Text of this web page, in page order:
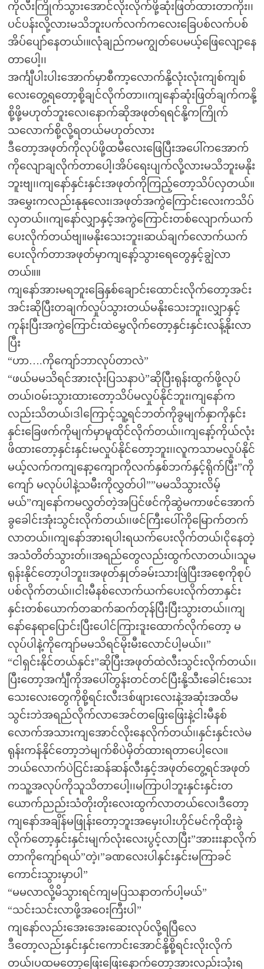
ကိုလီးကြိုက်သွားအောင်လိုးလိုက်ဖို့ဆုံးဖြတ်ထားတာကိုး၊၊
ပင်ပန်းလို့လားမသိဘူးပက်လက်ကလေးခြေပစ်လက်ပစ်
အိပ်ပျော်နေတယ်၊။လုံချည်ကမကျွတ်ပေမယ့်ဖြေလျော့နေ
တာပေါ့၊၊
အင်္ကျီပါးပါးအောက်မှာစီကာ့လောက်နို့လုံးလုံးကျစ်ကျစ်
လေးတွေ့ရတော့စို့ချင်လိုက်တာ၊၊ကျနော်ဆုံးဖြတ်ချက်ကနို့
စို့ဖို့မဟုတ်ဘူးလေ၊နောက်ဆိုအဖုတ်ရရင်နို့ကကြိုက်
သလောက်စို့လို့ရတယ်မဟုတ်လား
ဒီတော့အဖုတ်ကိုလုပ်ဖို့ထမီလေးဖြေပြီးအပေါ်ကအောက်
ကိုလျောချလိုက်တာပေါ့၊အိပ်ရေးပျက်လို့လားမသိဘူးမနိုး
ဘူးဗျ၊၊ကျနော်နှင်းနှင်းအဖုတ်ကိုကြည့်တော့သိပ်လှတယ်။
အမွှေးကလည်းနုနုလေး၊အဖုတ်အကွဲကြောင်းလေးကသိပ်
လှတယ်၊၊ကျနော်လျှာနှင့်အကွဲကြောင်းတစ်လျောက်ယက်
ပေးလိုက်တယ်ဗျ။မနိုးသေးဘူး၊ဆယ်ချက်လောက်ယက်
ပေးလိုက်တာအဖုတ်မှာကျနော့်သွားရေတွေနှင့်ချွဲလာ
တယ်။။
ကျနော်အားမရဘူးခြေနှစ်ချောင်းထောင်းလိုက်တော့အင်း
အင်းဆိုပြီးတချက်လှုပ်သွားတယ်မနိုးသေးဘူး၊လျှာနှင့်
ကုန်းပြီးအကွဲကြောင်းထဲမွှေလိုက်တော့နှင်းနှင်းလန့်နိုးလာ
ပြီး
“ဟာ….ကိုကျော်ဘာလုပ်တာလဲ”
“ဖယ်မမသိရင်အားလုံးပြသနာပဲ”ဆိုပြီးရုန်းထွက်ဖို့လုပ်
တယ်၊ဝမ်းသွားထားတော့သိပ်မလှုပ်နိုင်ဘူး၊ကျနော်က
လည်းသိတယ်၊ဒါကြောင့်သူ့ရင်ဘတ်ကိုခွမျက်နှာကိုနှင်း
နှင်းခြေဖက်ကိုမျက်မှာမူထိုင်လိုက်တယ်၊၊ကျနော့်ကိုယ်လုံး
ဖိထားတော့နှင်းနှင်းမလှုပ်နိုင်တော့ဘူး၊၊လူကသာမလှုပ်နိုင်
မယ့်လက်ကကျနော့ကျောကိုလက်နှစ်ဘက်နှင့်ရိုက်ပြီး”ကို
ကျော် မလုပ်ပါနဲ့သမီးကိုလွှတ်ပါ””မမသိသွားလိမ့်
မယ်”ကျနော်ကမလွှတ်တဲ့အပြင်ဖင်ကိုဆွဲမကာဖင်အောက်
ခွခေါင်းအုံးသွင်းလိုက်တယ်၊၊ဖင်ကြီးပေါ်ကိုမြောက်တက်
လာတယ်၊၊ကျနော်အားရပါးရယက်ပေးလိုက်တယ်၊ငိုနေတဲ့
အသံတိတ်သွားတ်၊၊အရည်တွေလည်းထွက်လာတယ်၊၊သူမ
ရုန်းနိုင်တော့ပါဘူး၊အဖုတ်နှုတ်ခမ်းသားဖြဲပြီးအစေ့ကိုစုပ်
ပစ်လိုက်တယ်၊၊ငါးမီနစ်လောက်ယက်ပေးလိုက်တာနှင်း
နှင်းတစ်ယောက်တဆက်ဆက်တုန်ပြီးပြီးသွားတယ်၊၊ကျ
နော်နေရာပြောင်းပြီးပေါင်ကြားဒူးထောက်လိုက်တော့ မ
လုပ်ပါနဲ့ကိုကျော်မမသိရင်မိုးမီးလောင်ပါ့မယ်၊၊”
“ငါရှင်းနိုင်တယ်နှင်း”ဆိုပြီးအဖုတ်ထဲလီးသွင်းလိုက်တယ်၊၊
ပြီးတော့အင်္ကျီကိုအပေါ်တွန်းတင်တင်ပြီးနို့သီးခေါင်းသေး
သေးလေးတွေကိုစို့ရင်းလီးဒစ်ဖျားလေးနဲ့အဆုံးအထိမ
သွင်းဘဲအရည်လိုက်လာအေင်တဖြေးဖြေးနဲ့ငါးမီနစ်
လောက်အသားကျအောင်လိုးနေလိုက်တယ်၊၊နှင်းနှင်းလဲမ
ရုန်းကန်နိုင်တော့ဘဲမျက်စိပဲမှိတ်ထားရတာပေါ့လေ။
ဘယ်လောက်ပဲငြင်းဆန်ဆန်လီးနှင့်အဖုတ်တွေ့ရင်အဖုတ်
ကသူ့အလုပ်ကိုသူသိတာပေါ့၊၊မကြာပါဘူးနှင်းနှင်းတ
ယောက်ညည်းသံတိုးတိုးလေးထွက်လာတယ်လေ၊ဒီတော့
ကျနော်အချိန်မဖြုန်းတော့ဘူးအမှေးပါးဟိုင်မင်ကိုထိုးခွဲ
လိုက်တော့နှင်းနှင်းမျက်လုံးလေးပွင့်လာပြီး”အားးးနာလိုက်
တာကိုကျော်ရယ်”တဲ့၊”ခဏလေးပါနှင်းနှင်းမကြာခင်
ကောင်းသွားမှာပါ”
“မမလာလို့မိသွားရင်ကျမပြသနာတက်ပါ့မယ်”
“သင်းသင်းလာဖို့အဝေးကြီးပါ”
ကျနော်လည်းအေးအေးဆေးလုပ်လို့ရပြီလေ
ဒီတော့လည်းနှင်းနှင်းကောင်းအောင်နို့စို့ရင်းလိုးလိုက်
တယ်၊ပထမတော့ဖြေးဖြေးနောက်တော့အားလည်းသုံးရ